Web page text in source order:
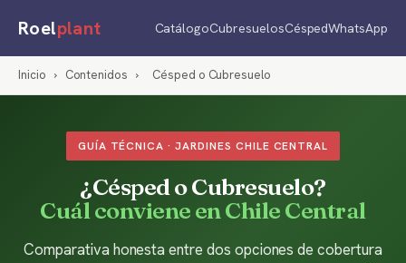
Roelplant CatálogoCubresuelosCéspedWhatsApp
Inicio › Contenidos › Césped o Cubresuelo
GUÍA TÉCNICA · JARDINES CHILE CENTRAL
¿Césped o Cubresuelo?
Cuál conviene en Chile Central
Comparativa honesta entre dos opciones de cobertura